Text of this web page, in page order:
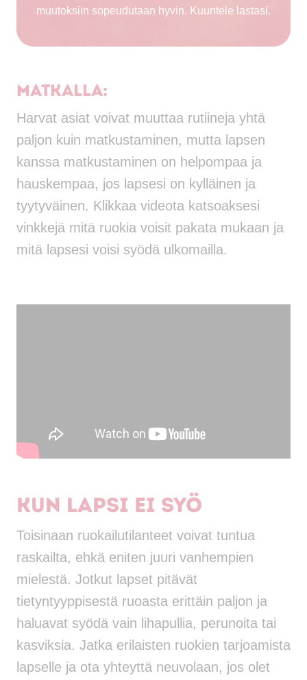
muutoksiin sopeudutaan hyvin. Kuuntele lastasi.
Matkalla:
Harvat asiat voivat muuttaa rutiineja yhtä
paljon kuin matkustaminen, mutta lapsen
kanssa matkustaminen on helpompaa ja
hauskempaa, jos lapsesi on kylläinen ja
tyytyväinen. Klikkaa videota katsoaksesi
vinkkejä mitä ruokia voisit pakata mukaan ja
mitä lapsesi voisi syödä ulkomailla.
Kun lapsi ei syö
Toisinaan ruokailutilanteet voivat tuntua
raskailta, ehkä eniten juuri vanhempien
mielestä. Jotkut lapset pitävät
tietyntyyppisestä ruoasta erittäin paljon ja
haluavat syödä vain lihapullia, perunoita tai
kasviksia. Jatka erilaisten ruokien tarjoamista
lapselle ja ota yhteyttä neuvolaan, jos olet